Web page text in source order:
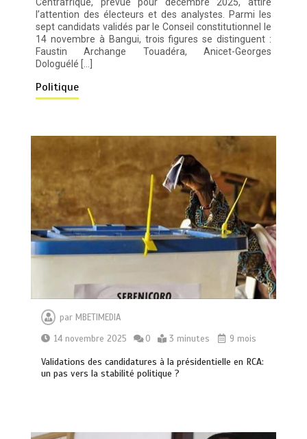
l’attention des électeurs et des analystes. Parmi les
sept candidats validés par le Conseil constitutionnel le
14 novembre à Bangui, trois figures se distinguent :
Faustin Archange Touadéra, Anicet-Georges
Dologuélé […]
Politique
parMBETIMEDIA
14 novembre 2025
0 3 minutes 9 mois
Validations des candidatures à la présidentielle en RCA:
un pas vers la stabilité politique ?